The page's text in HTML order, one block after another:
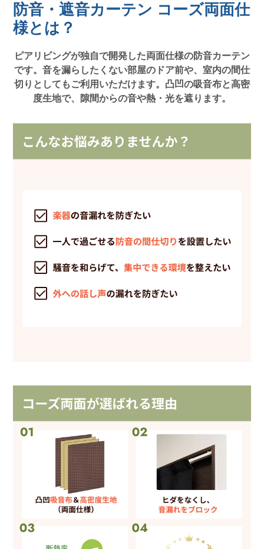
防音・遮音カーテン コーズ両面仕
様とは？
ピアリビングが独自で開発した両面仕様の防音カーテン
です。音を漏らしたくない部屋のドア前や、室内の間仕
切りとしてもご利用いただけます。凸凹の吸音布と高密
度生地で、隙間からの音や熱・光を遮ります。